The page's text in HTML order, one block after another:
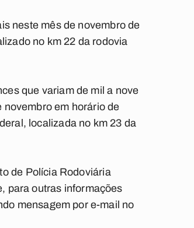
neste mês de novembro de
no km 22 da rodovia
que variam de mil a nove
novembro em horário de
localizada no km 23 da
de Polícia Rodoviária
para outras informações
mensagem por e-mail no